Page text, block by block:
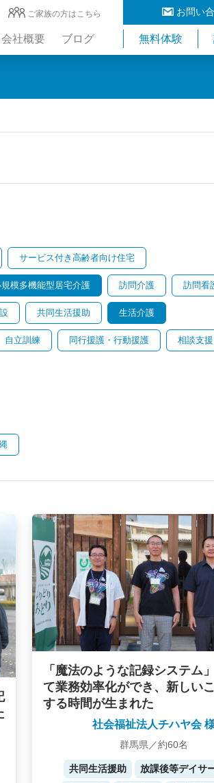
お問い
ご家族の方はこちら
会社概要 ブログ 無料体験
サービス付き高齢者向け住宅
模多機能型居宅介護 訪問介護 訪問看
共同生活援助 生活介護
自立訓練 同行援護・行動援護 相談支援
「魔法のような記録システム
て業務効率化ができ、新しい
する時間が生まれた
社会福祉法人チハヤ会
群馬県／約60名
共同生活援助
放課後等デイサ